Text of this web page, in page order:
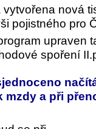
vytvořena nová
pojistného pro
upraven
spoření
mzdy a při